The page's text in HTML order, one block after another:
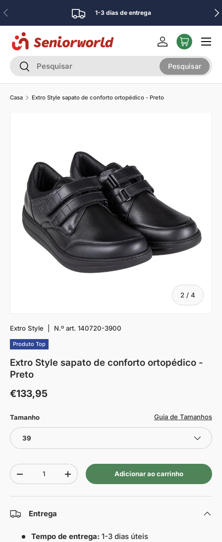
Ir para o conteúdo
Anterior 1-3 dias de entrega
Pesquisar
Pesquisar Pesquisar
Iniciar sessão
Casa Extro Style sapato de conforto ortopédico - Preto
2 / De
4
Extro Style N.º art. 140720-3900
Produto Top
Extro Style sapato de conforto ortopédico -
Preto
€133,95
Tamanho Guia de Tamanhos
39
Quantidade
-
+ Adicionar ao carrinho
Entrega
Tempo de entrega: 1-3 dias úteis